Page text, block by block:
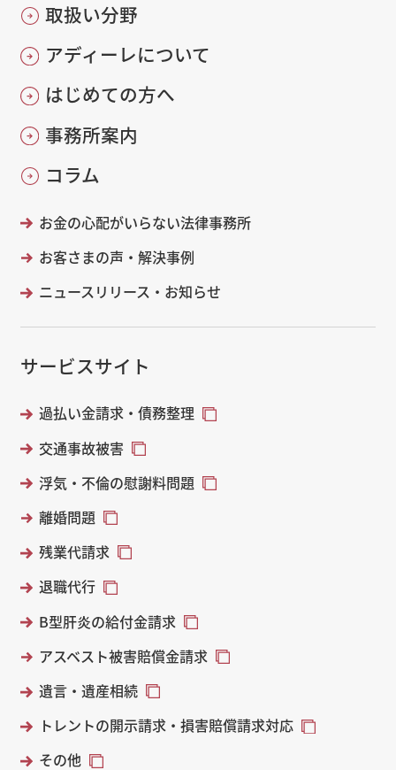
取扱い分野
アディーレについて
はじめての方へ
事務所案内
コラム
お金の心配がいらない法律事務所
お客さまの声・解決事例
ニュースリリース・お知らせ
サービスサイト
過払い金請求・債務整理
交通事故被害
浮気・不倫の慰謝料問題
離婚問題
残業代請求
退職代行
B型肝炎の給付金請求
アスベスト被害賠償金請求
遺言・遺産相続
トレントの開示請求・損害賠償請求対応
その他